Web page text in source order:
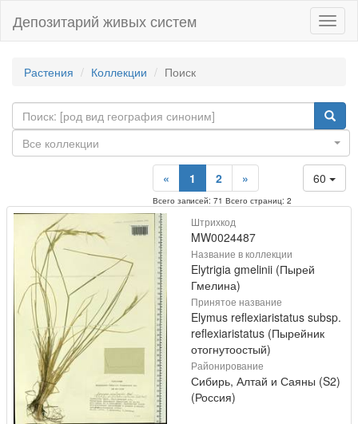
Депозитарий живых систем
Растения Коллекции Поиск
Все коллекции
60
« 1 2 »
Всего записей: 71 Всего страниц: 2
Штрихкод
MW0024487
Название в коллекции
Elytrigia gmelinii (Пырей
Гмелина)
Принятое название
Elymus reflexiaristatus subsp.
reflexiaristatus (Пырейник
отогнутоостый)
Районирование
Сибирь, Алтай и Саяны (S2)
(Россия)